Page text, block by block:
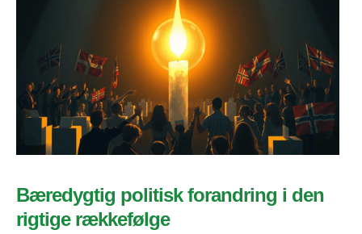
Bæredygtig politisk forandring i den
rigtige rækkefølge